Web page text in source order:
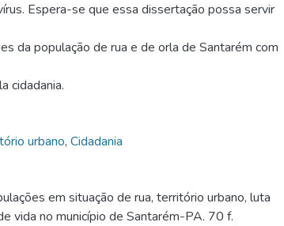
Espera-se que essa dissertação possa servir
da população de rua e de orla de Santarém com
cidadania.
urbano, Cidadania
em situação de rua, território urbano, luta
vida no município de Santarém-PA. 70 f.